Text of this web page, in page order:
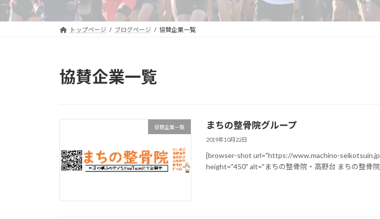
トップページ ブログページ 協賛企業一覧
協賛企業一覧
協賛企業一覧 まちの整骨院グループ
2019年10月22日
[browser-shot url="https://www.machino-
height="450" alt="まちの整骨院・高野台 まちの整骨